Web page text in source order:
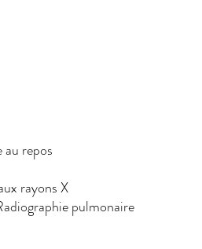
au repos
rayons X
pulmonaire